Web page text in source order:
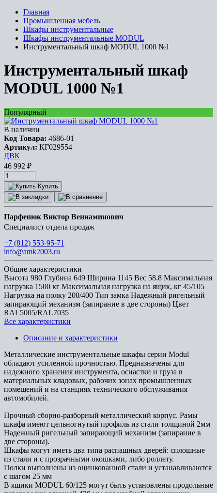
Главная
Промышленная мебель
Шкафы инструментальные
Шкафы инструментальные MODUL
Инструментальный шкаф MODUL 1000 №1
Инструментальный шкаф
MODUL 1000 №1
Популярный
В наличии
Код Товара: 4686-01
Артикул: КГ029554
ДВК
46 992 ₽
Купить
Парфенюк Виктор Вениаминович
Специалист отдела продаж
+7 (812) 553-95-71
info@amk2003.ru
Общие характеристики
Высота 980 Глубина 649 Ширина 1145 Вес 58.8 Максимальная
нагрузка 1500 кг Максимальная нагрузка на ящик, кг 45/105
Нагрузка на полку 200/400 Тип замка Надежный ригельный
запирающий механизм (запирание в две стороны) Цвет
RAL5005/RAL7035
Все характеристики
Описание и характеристики
Металлические инструментальные шкафы серии Modul
обладают усиленной прочностью. Предназначены для
надежного хранения инструмента, оснастки и груза в
материальных кладовых, рабочих зонах промышленных
помещений и на станциях технического обслуживания
автомобилей.
Прочный сборно-разборный металлический корпус. Рамы
шкафа имеют цельногнутый профиль из стали толщиной 2мм
Надежный ригельный запирающий механизм (запирание в
две стороны).
Шкафы могут иметь два типа распашных дверей: сплошные
из стали и с прозрачными окошками, либо роллету.
Полки выполнены из оцинкованной стали и устанавливаются
с шагом 25 мм
В ящики MODUL 60/125 могут быть установлены продольные